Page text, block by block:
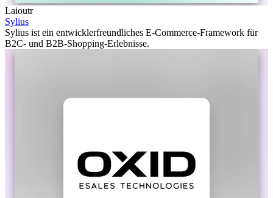
Laioutr
Sylius
Sylius ist ein entwicklerfreundliches E-Commerce-Framework für
B2C- und B2B-Shopping-Erlebnisse.